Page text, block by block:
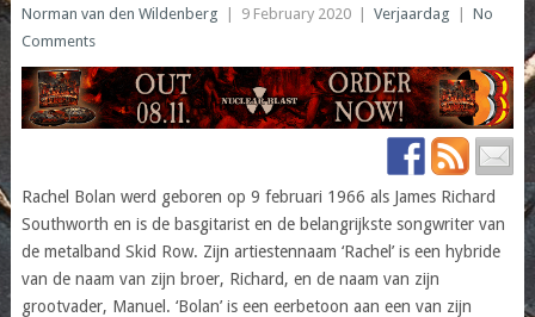
Norman van den Wildenberg 9 February 2020 Verjaardag
No
Comments
Rachel Bolan werd geboren op 9 februari 1966 als James Richard
Southworth en is de basgitarist en de belangrijkste songwriter van
de metalband Skid Row. Zijn artiestennaam ‘Rachel’ is een hybride
van de naam van zijn broer, Richard, en de naam van zijn
grootvader, Manuel. ‘Bolan’ is een eerbetoon aan een van zijn